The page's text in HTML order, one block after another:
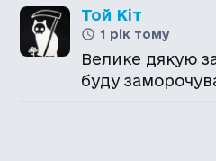
Той Кіт
1 рік тому
Велике дякую
буду